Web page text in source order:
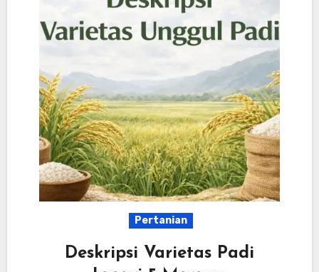
Pertanian
Deskripsi Varietas Padi